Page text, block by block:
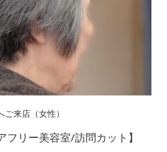
ご来店（女性）
フリー美容室/訪問カット】